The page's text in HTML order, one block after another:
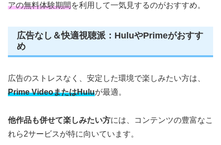
アの無料体験期間を利用して一気見するのがおすすめ。
広告なし＆快適視聴派：HuluやPrimeがおすす
め
広告のストレスなく、安定した環境で楽しみたい方は、
Prime VideoまたはHuluが最適。
他作品も併せて楽しみたい方には、コンテンツの豊富なこ
れら2サービスが特に向いています。